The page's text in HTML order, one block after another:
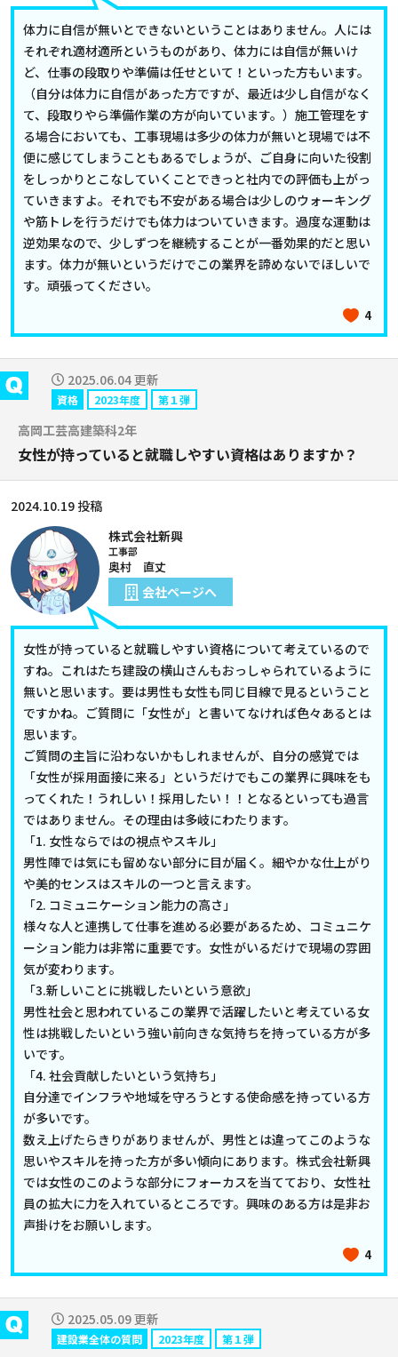
体力に自信が無いとできないということはありません。人には
それぞれ適材適所というものがあり、体力には自信が無いけ
ど、仕事の段取りや準備は任せといて！といった方もいます。
（自分は体力に自信があった方ですが、最近は少し自信がなく
て、段取りやら準備作業の方が向いています。）施工管理をす
る場合においても、工事現場は多少の体力が無いと現場では不
便に感じてしまうこともあるでしょうが、ご自身に向いた役割
をしっかりとこなしていくことできっと社内での評価も上がっ
ていきますよ。それでも不安がある場合は少しのウォーキング
や筋トレを行うだけでも体力はついていきます。過度な運動は
逆効果なので、少しずつを継続することが一番効果的だと思い
ます。体力が無いというだけでこの業界を諦めないでほしいで
す。頑張ってください。
4
2025.06.04 更新
資格 2023年度 第１弾
高岡工芸高建築科2年
女性が持っていると就職しやすい資格はありますか？
2024.10.19 投稿
株式会社新興
工事部
奥村 直丈
会社ページへ
女性が持っていると就職しやすい資格について考えているので
すね。これはたち建設の横山さんもおっしゃられているように
無いと思います。要は男性も女性も同じ目線で見るということ
ですかね。ご質問に「女性が」と書いてなければ色々あるとは
思います。
ご質問の主旨に沿わないかもしれませんが、自分の感覚では
「女性が採用面接に来る」というだけでもこの業界に興味をも
ってくれた！うれしい！採用したい！！となるといっても過言
ではありません。その理由は多岐にわたります。
「1. 女性ならではの視点やスキル」
男性陣では気にも留めない部分に目が届く。細やかな仕上がり
や美的センスはスキルの一つと言えます。
「2. コミュニケーション能力の高さ」
様々な人と連携して仕事を進める必要があるため、コミュニケ
ーション能力は非常に重要です。女性がいるだけで現場の雰囲
気が変わります。
「3.新しいことに挑戦したいという意欲」
男性社会と思われているこの業界で活躍したいと考えている女
性は挑戦したいという強い前向きな気持ちを持っている方が多
いです。
「4. 社会貢献したいという気持ち」
自分達でインフラや地域を守ろうとする使命感を持っている方
が多いです。
数え上げたらきりがありませんが、男性とは違ってこのような
思いやスキルを持った方が多い傾向にあります。株式会社新興
では女性のこのような部分にフォーカスを当てており、女性社
員の拡大に力を入れているところです。興味のある方は是非お
声掛けをお願いします。
4
2025.05.09 更新
建設業全体の質問 2023年度 第１弾